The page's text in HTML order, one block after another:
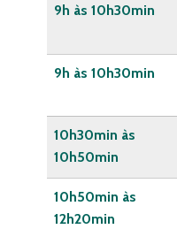
9h às 10h30min
9h às 10h30min
10h30min às
10h50min
10h50min às
12h20min